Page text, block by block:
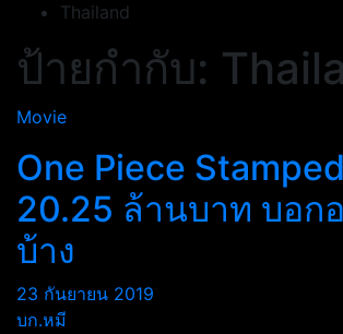
Thailand
ป้ายกำกับ:
Movie
One Piece
20.25 ล้านบาท บอกอ
บ้าง
23 กันยายน 2019
บก.หมี